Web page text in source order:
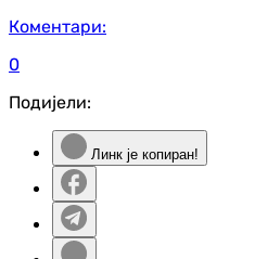
Коментари:
0
Подијели:
Линк је копиран!